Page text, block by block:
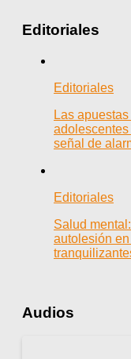
Editoriales
Editoriales
Las
señal de
Editoriales
Salud
autolesión
Audios